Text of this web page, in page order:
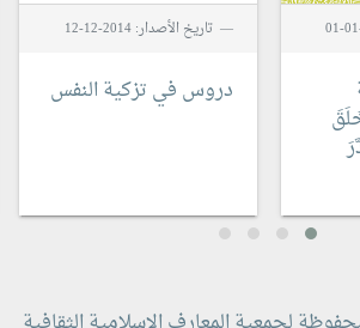
تاريخ الأصدار: 2014-12-12
دروس في تزكية النفس